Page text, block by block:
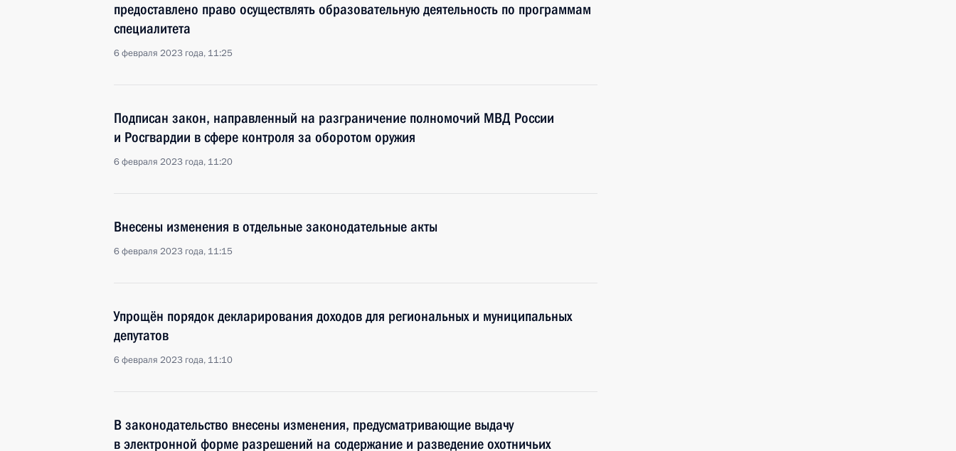
предоставлено право осуществлять образовательную деятельность по программам
специалитета
6 февраля 2023 года, 11:25
Подписан закон, направленный на разграничение полномочий МВД России
и Росгвардии в сфере контроля за оборотом оружия
6 февраля 2023 года, 11:20
Внесены изменения в отдельные законодательные акты
6 февраля 2023 года, 11:15
Упрощён порядок декларирования доходов для региональных и муниципальных
депутатов
6 февраля 2023 года, 11:10
В законодательство внесены изменения, предусматривающие выдачу
в электронной форме разрешений на содержание и разведение охотничьих